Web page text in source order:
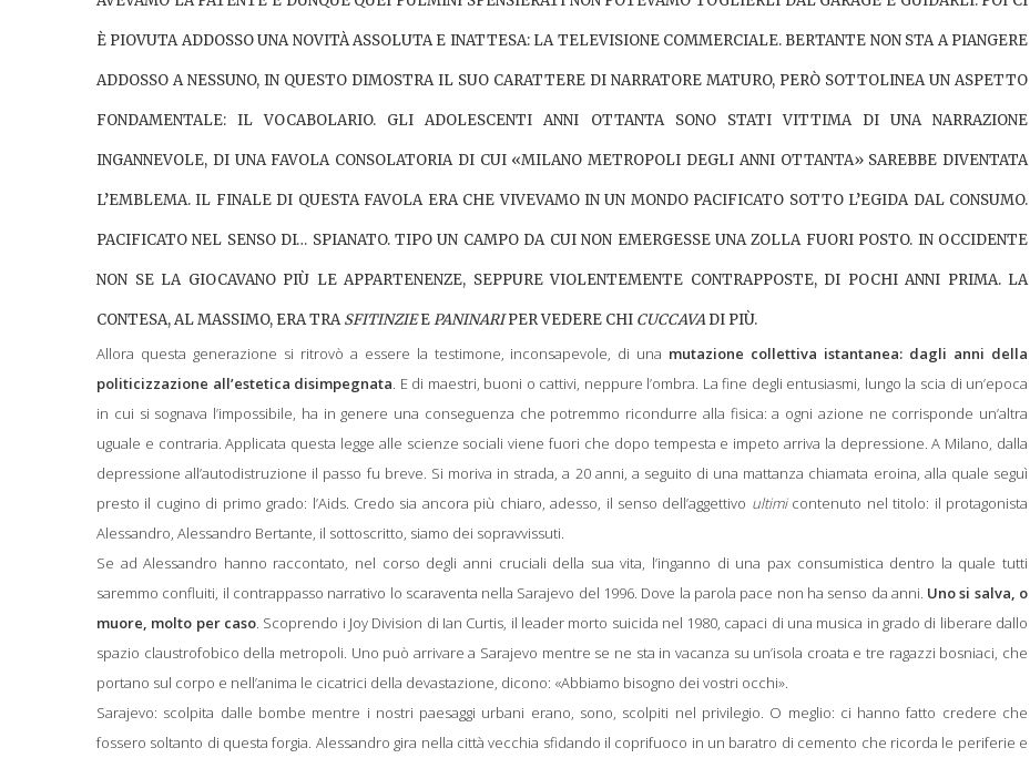
È PIOVUTA ADDOSSO UNA NOVITÀ ASSOLUTA E INATTESA: LA TELEVISIONE COMMERCIALE. BERTANTE NON STA A PIANGERE
ADDOSSO A NESSUNO, IN QUESTO DIMOSTRA IL SUO CARATTERE DI NARRATORE MATURO, PERÒ SOTTOLINEA UN ASPETTO
FONDAMENTALE: IL VOCABOLARIO. GLI ADOLESCENTI ANNI OTTANTA SONO STATI VITTIMA DI UNA NARRAZIONE
INGANNEVOLE, DI UNA FAVOLA CONSOLATORIA DI CUI «MILANO METROPOLI DEGLI ANNI OTTANTA» SAREBBE DIVENTATA
L’EMBLEMA. IL FINALE DI QUESTA FAVOLA ERA CHE VIVEVAMO IN UN MONDO PACIFICATO SOTTO L’EGIDA DAL CONSUMO.
PACIFICATO NEL SENSO DI… SPIANATO. TIPO UN CAMPO DA CUI NON EMERGESSE UNA ZOLLA FUORI POSTO. IN OCCIDENTE
NON SE LA GIOCAVANO PIÙ LE APPARTENENZE, SEPPURE VIOLENTEMENTE CONTRAPPOSTE, DI POCHI ANNI PRIMA. LA
CONTESA, AL MASSIMO, ERA TRASFITINZIEEPANINARIPER VEDERE CHI CUCCAVADI PIÙ.
Allora questa generazione si ritrovò a essere la testimone, inconsapevole, di una mutazione collettiva istantanea: dagli anni della
politicizzazione all’estetica disimpegnata . E di maestri, buoni o cattivi, neppure l’ombra. La fine degli entusiasmi, lungo la scia di un’epoca
in cui si sognava l’impossibile, ha in genere una conseguenza che potremmo ricondurre alla fisica: a ogni azione ne corrisponde un’altra
uguale e contraria. Applicata questa legge alle scienze sociali viene fuori che dopo tempesta e impeto arriva la depressione. A Milano, dalla
depressione all’autodistruzione il passo fu breve. Si moriva in strada, a 20 anni, a seguito di una mattanza chiamata eroina, alla quale seguì
presto il cugino di primo grado: l’Aids. Credo sia ancora più chiaro, adesso, il senso dell’aggettivo ultimicontenuto nel titolo: il protagonista
Alessandro, Alessandro Bertante, il sottoscritto, siamo dei sopravvissuti.
Se ad Alessandro hanno raccontato, nel corso degli anni cruciali della sua vita, l’inganno di una pax consumistica dentro la quale tutti
saremmo confluiti, il contrappasso narrativo lo scaraventa nella Sarajevo del 1996. Dove la parola pace non ha senso da anni. Uno si salva, o
muore, molto per caso. Scoprendo i Joy Division di Ian Curtis, il leader morto suicida nel 1980, capaci di una musica in grado di liberare dallo
spazio claustrofobico della metropoli. Uno può arrivare a Sarajevo mentre se ne sta in vacanza su un’isola croata e tre ragazzi bosniaci, che
portano sul corpo e nell’anima le cicatrici della devastazione, dicono: «Abbiamo bisogno dei vostri occhi».
Sarajevo: scolpita dalle bombe mentre i nostri paesaggi urbani erano, sono, scolpiti nel privilegio. O meglio: ci hanno fatto credere che
fossero soltanto di questa forgia. Alessandro gira nella città vecchia sfidando il coprifuoco in un baratro di cemento che ricorda le periferie e